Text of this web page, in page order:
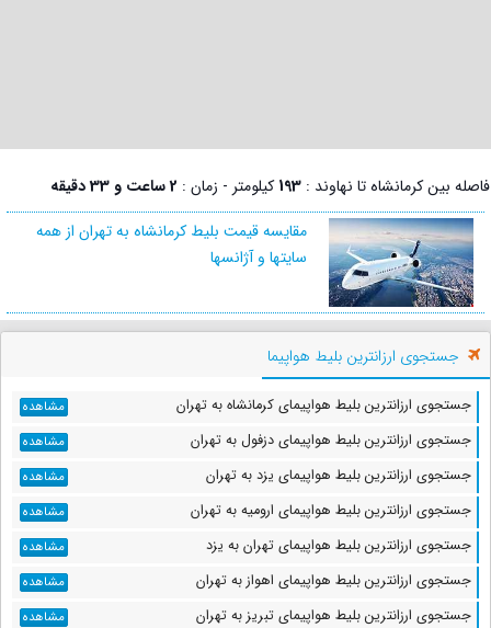
فاصله بین کرمانشاه تا نهاوند : 193کیلومتر - زمان : 2 ساعت و 33 دقیقه
مقایسه قیمت بلیط کرمانشاه به تهران از همه
سایتها و آژانسها
جستجوی ارزانترین بلیط هواپیما
جستجوی ارزانترین بلیط هواپیمای کرمانشاه به تهران مشاهده
جستجوی ارزانترین بلیط هواپیمای دزفول به تهران مشاهده
جستجوی ارزانترین بلیط هواپیمای یزد به تهران مشاهده
جستجوی ارزانترین بلیط هواپیمای ارومیه به تهران مشاهده
جستجوی ارزانترین بلیط هواپیمای تهران به یزد مشاهده
جستجوی ارزانترین بلیط هواپیمای اهواز به تهران مشاهده
جستجوی ارزانترین بلیط هواپیمای تبریز به تهران مشاهده